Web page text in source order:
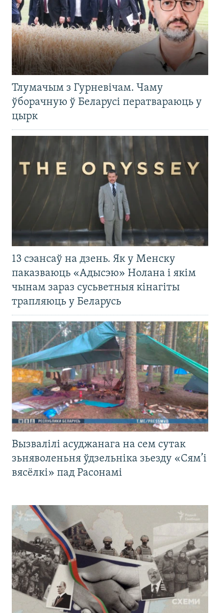
Тлумачым з Гурневічам. Чаму
ўборачную ў Беларусі ператвараюць у
цырк
13 сэансаў на дзень. Як у Менску
паказваюць «Адысэю» Нолана і якім
чынам зараз сусьветныя кінагіты
трапляюць у Беларусь
Вызвалілі асуджанага на сем сутак
зьняволеньня ўдзельніка зьезду «Сям’і
вясёлкі» пад Расонамі